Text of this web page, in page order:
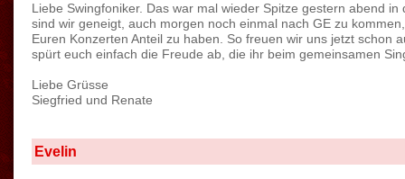
Liebe Swingfoniker. Das war mal wieder Spitze gestern abend
sind wir geneigt, auch morgen noch einmal nach GE zu
Euren Konzerten Anteil zu haben. So freuen wir uns jetzt schon
spürt euch einfach die Freude ab, die ihr beim gemeinsamen
Liebe Grüsse
Siegfried und Renate
Evelin